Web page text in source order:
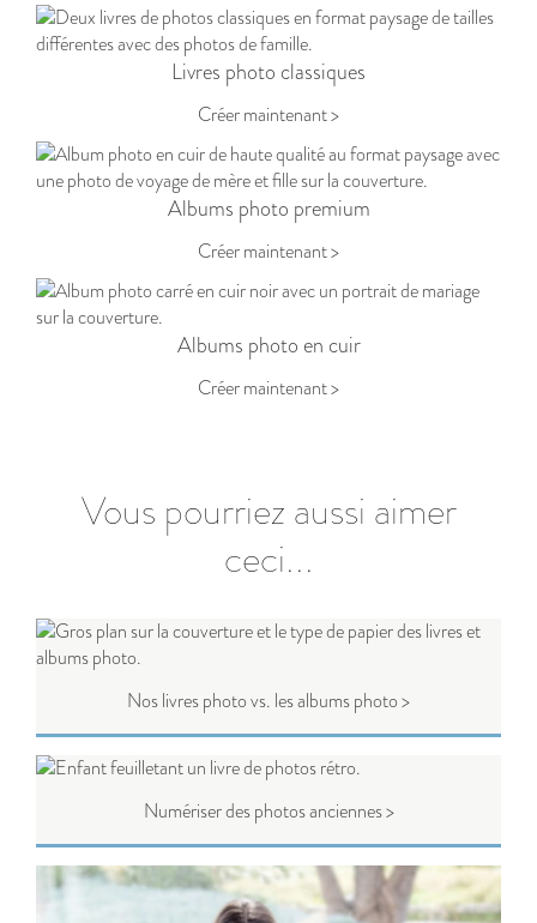
Livres photo classiques
Créer maintenant >
Albums photo premium
Créer maintenant >
Albums photo en cuir
Créer maintenant >
Vous pourriez aussi aimer
ceci...
Nos livres photo vs. les albums photo >
Numériser des photos anciennes >